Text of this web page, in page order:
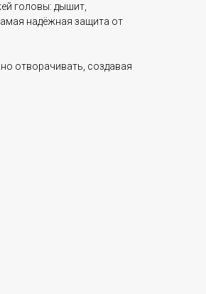
головы: дышит,
надёжная защита от
отворачивать, создавая